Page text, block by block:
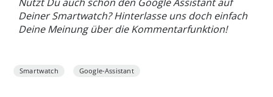
Deiner Smartwatch? Hinterlasse uns doch einfach
Deine Meinung über die Kommentarfunktion!
Smartwatch Google-Assistant